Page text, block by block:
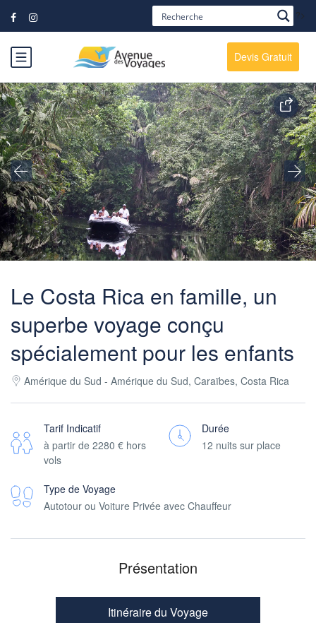
?>
Devis Gratuit
Le Costa Rica en famille, un
superbe voyage conçu
spécialement pour les enfants
Amérique du Sud - Amérique du Sud, Caraïbes, Costa Rica
Tarif Indicatif
à partir de 2280 € hors
vols
Durée
12 nuits sur place
Type de Voyage
Autotour ou Voiture Privée avec Chauffeur
Présentation
Itinéraire du Voyage